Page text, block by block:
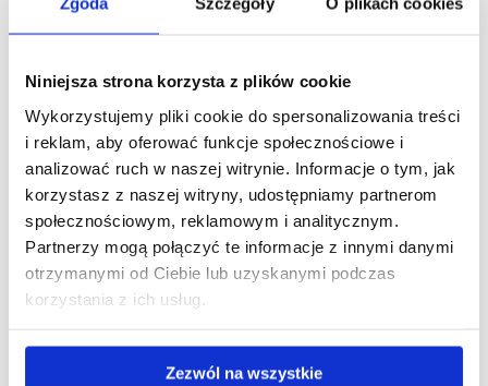
Niniejsza strona korzysta z plików cookie
Wykorzystujemy pliki cookie do spersonalizowania treści
i reklam, aby oferować funkcje społecznościowe i
analizować ruch w naszej witrynie. Informacje o tym, jak
korzystasz z naszej witryny, udostępniamy partnerom
społecznościowym, reklamowym i analitycznym.
Partnerzy mogą połączyć te informacje z innymi danymi
otrzymanymi od Ciebie lub uzyskanymi podczas
korzystania z ich usług.
Zezwól na wszystkie